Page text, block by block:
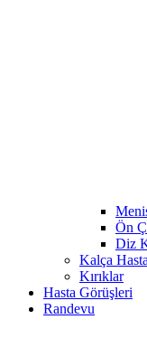
Ön
Diz
Kalça
Kırıklar
Hasta Görüşleri
Randevu